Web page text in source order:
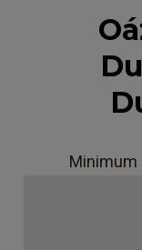
Minimum